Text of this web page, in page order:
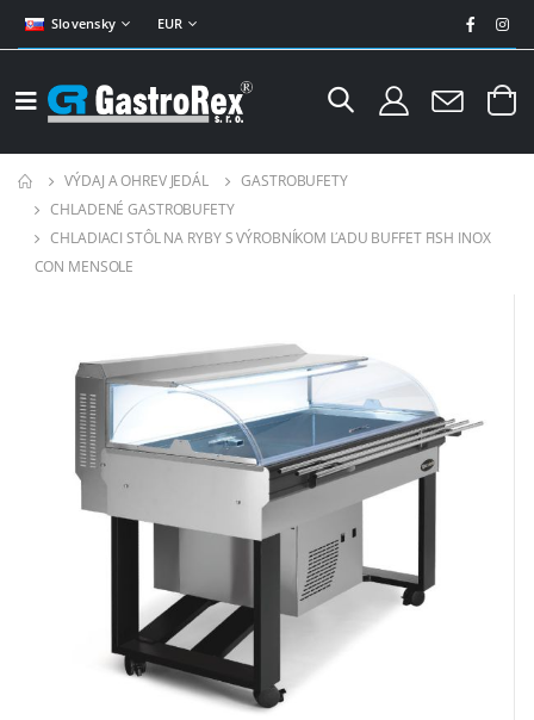
Slovensky EUR
VÝDAJ A OHREV JEDÁL
GASTROBUFETY
CHLADENÉ GASTROBUFETY
CHLADIACI STÔL NA RYBY S VÝROBNÍKOM ĽADU BUFFET FISH INOX
CON MENSOLE